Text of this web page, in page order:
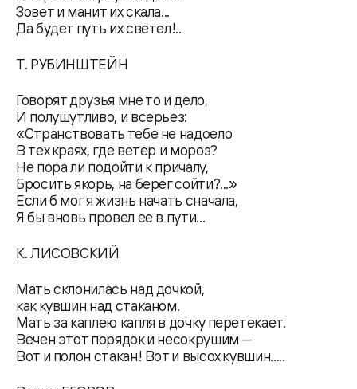
Зовет и манит их скала...
Да будет путь их светел!..
Т. РУБИНШТЕЙН
Говорят друзья мне то и дело,
И полушутливо, и всерьез:
«Странствовать тебе не надоело
В тех краях, где ветер и мороз?
Не пора ли подойти к причалу,
Бросить якорь, на берег сойти?...»
Если б мог я жизнь начать сначала,
Я бы вновь провел ее в пути...
К. ЛИСОВСКИЙ
Мать склонилась над дочкой,
как кувшин над стаканом.
Мать за каплею капля в дочку перетекает.
Вечен этот порядок и несокрушим —
Вот и полон стакан! Вот и высох кувшин.....